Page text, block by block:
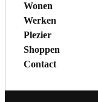
Wonen
Werken
Plezier
Shoppen
Contact